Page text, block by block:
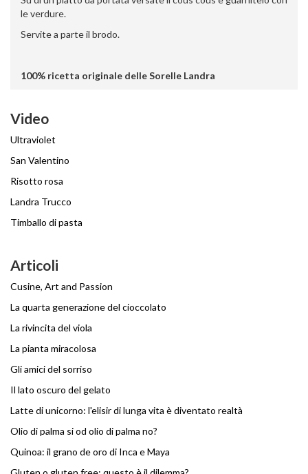
le verdure.
Servite a parte il brodo.
100% ricetta originale delle Sorelle Landra
Video
Ultraviolet
San Valentino
Risotto rosa
Landra Trucco
Timballo di pasta
Articoli
Cusine, Art and Passion
La quarta generazione del cioccolato
La rivincita del viola
La pianta miracolosa
Gli amici del sorriso
Il lato oscuro del gelato
Latte di unicorno: l'elisir di lunga vita è diventato realtà
Olio di palma si od olio di palma no?
Quinoa: il grano de oro di Inca e Maya